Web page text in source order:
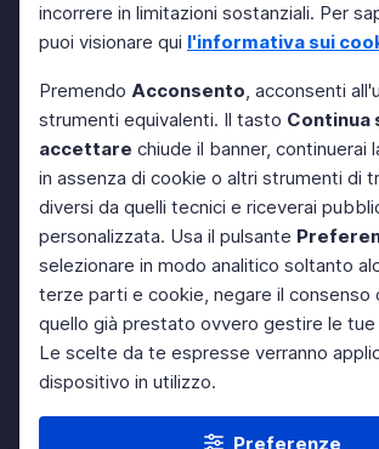
incorrere in limitazioni sostanziali. Per
puoi visionare qui l'informativa sui
Premendo Acconsento, acconsenti
strumenti equivalenti. Il tasto Continua
accettare chiude il banner, continuerai
in assenza di cookie o altri strumenti di
diversi da quelli tecnici e riceverai
personalizzata. Usa il pulsante
selezionare in modo analitico soltanto
terze parti e cookie, negare il consenso
quello già prestato ovvero gestire le
Le scelte da te espresse verranno
dispositivo in utilizzo.
Preferenze